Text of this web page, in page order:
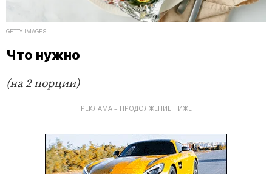
GETTY IMAGES
Что нужно
(на 2 порции)
РЕКЛАМА – ПРОДОЛЖЕНИЕ НИЖЕ